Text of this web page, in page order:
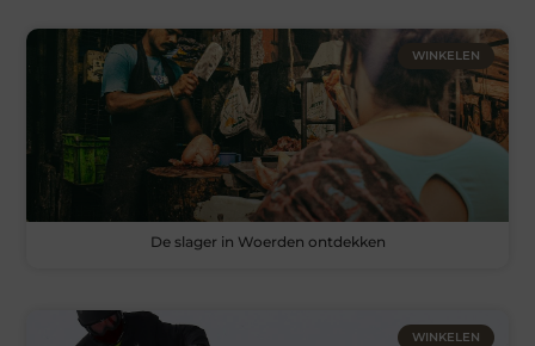
WINKELEN
De slager in Woerden ontdekken
WINKELEN